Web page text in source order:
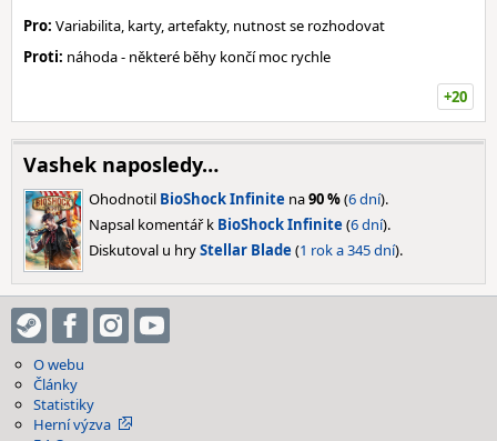
Pro: Variabilita, karty, artefakty, nutnost se rozhodovat
Proti: náhoda - některé běhy končí moc rychle
+20
Vashek naposledy…
Ohodnotil BioShock Infinite na90 %(6 dní).
Napsal komentář k BioShock Infinite (6 dní).
Diskutoval u hryStellar Blade (1 rok a 345 dní).
O webu
Články
Statistiky
Herní výzva